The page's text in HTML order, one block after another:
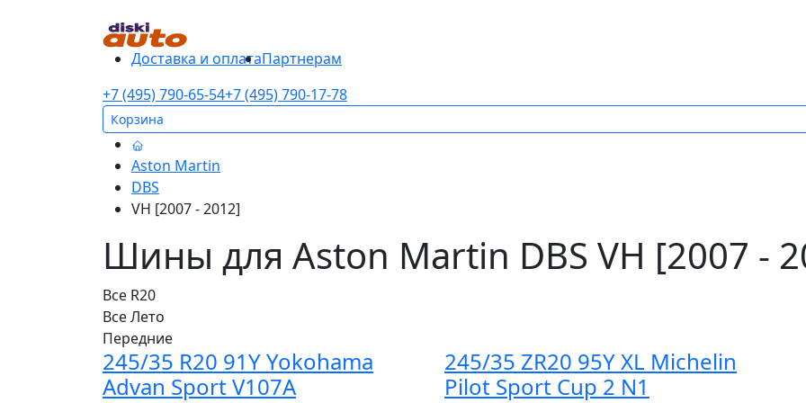
Доставка и оплатаПартнерам
+7 (495) 790-65-54+7 (495) 790-17-78
Корзина
Aston Martin
DBS
VH [2007 - 2012]
Шины для Aston Martin DBS VH [2007 -
Все R20
ВсеЛето
Передние
245/35 R20 91Y Yokohama
Advan Sport V107A
245/35 ZR20 95Y XL Michelin
Pilot Sport Cup 2 N1